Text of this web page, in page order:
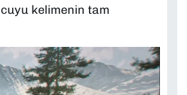
kelimenin tam